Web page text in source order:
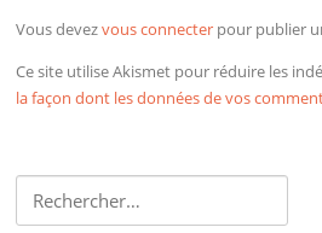
Vous devezvous connecter pour publier
Ce site utilise Akismet pour réduire les
la façon dont les données de vos